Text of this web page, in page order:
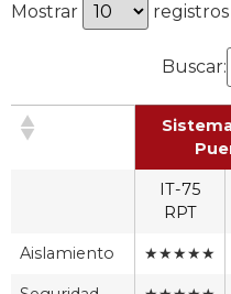
Mostrar registros
Buscar:
IT-75
RPT
Aislamiento ★★★★★